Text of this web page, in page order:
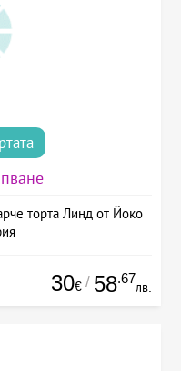
торта Линд от Йоко
30€ / 58.67
лв.